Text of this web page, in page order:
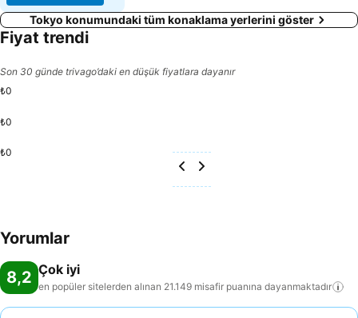
Tokyo konumundaki tüm konaklama yerlerini göster
Fiyat trendi
Son 30 günde trivago’daki en düşük fiyatlara dayanır
₺0
₺0
₺0
Yorumlar
8,2 Çok iyi
en popüler sitelerden alınan 21.149 misafir puanına dayanmaktadır